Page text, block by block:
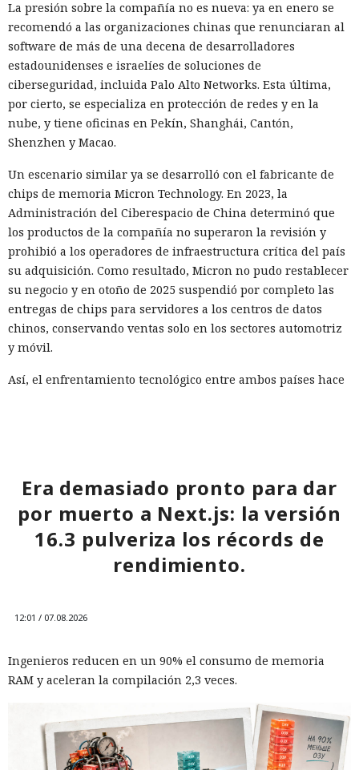
La presión sobre la compañía no es nueva: ya en enero se
recomendó a las organizaciones chinas que renunciaran al
software de más de una decena de desarrolladores
estadounidenses e israelíes de soluciones de
ciberseguridad, incluida Palo Alto Networks. Esta última,
por cierto, se especializa en protección de redes y en la
nube, y tiene oficinas en Pekín, Shanghái, Cantón,
Shenzhen y Macao.
Un escenario similar ya se desarrolló con el fabricante de
chips de memoria Micron Technology. En 2023, la
Administración del Ciberespacio de China determinó que
los productos de la compañía no superaron la revisión y
prohibió a los operadores de infraestructura crítica del país
su adquisición. Como resultado, Micron no pudo restablecer
su negocio y en otoño de 2025 suspendió por completo las
entregas de chips para servidores a los centros de datos
chinos, conservando ventas solo en los sectores automotriz
y móvil.
Así, el enfrentamiento tecnológico entre ambos países hace
no simplemente en participantes de la competencia de
mercado.
Era demasiado pronto para dar
por muerto a Next.js: la versión
16.3 pulveriza los récords de
rendimiento.
12:01 / 07.08.2026
Ingenieros reducen en un 90% el consumo de memoria
RAM y aceleran la compilación 2,3 veces.